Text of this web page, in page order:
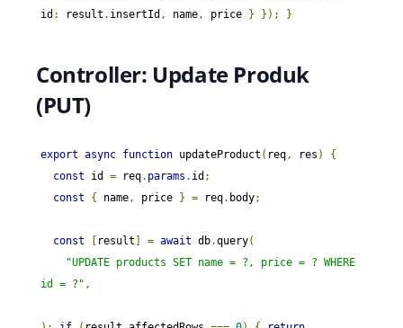
id : result . insertId , name , price } }); }
Controller: Update Produk
(PUT)
export async function updateProduct ( req , res )
{
const id = req. params . id ;
const
{ name , price } = req. body;
const [ result ] = await db.query(
"UPDATE products SET name = ?, price = ? WHERE
id = ?" ,